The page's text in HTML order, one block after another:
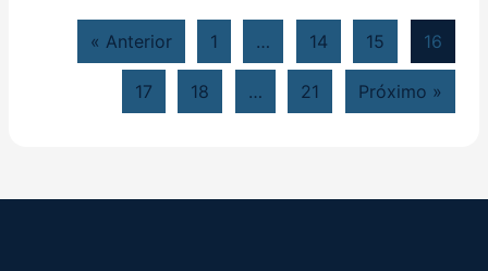
« Anterior 1 … 14 15 16
17 18 … 21 Próximo »